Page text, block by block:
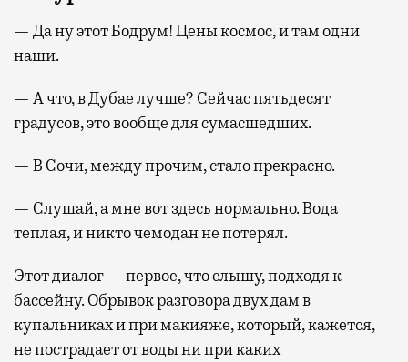
— Да ну этот Бодрум! Цены космос, и там одни
наши.
— А что, в Дубае лучше? Сейчас пятьдесят
градусов, это вообще для сумасшедших.
— В Сочи, между прочим, стало прекрасно.
— Слушай, а мне вот здесь нормально. Вода
теплая, и никто чемодан не потерял.
Этот диалог — первое, что слышу, подходя к
бассейну. Обрывок разговора двух дам в
купальниках и при макияже, который, кажется,
не пострадает от воды ни при каких